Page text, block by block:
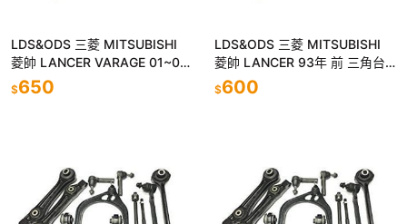
LDS&ODS 三菱 MITSUBISHI
菱帥 LANCER VARAGE 01~04
年 前 三角台 三角架
$650
LDS&ODS 三菱 MITSUBISHI
菱帥 LANCER 93年 前 三角台
三角架
$600